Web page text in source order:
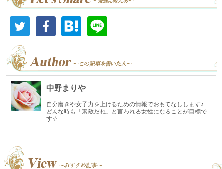
中野まりや
自分磨きや女子力を上げるための情報でおもてなしします♪
どんな時も「素敵だね」と言われる女性になることが目標で
す☆